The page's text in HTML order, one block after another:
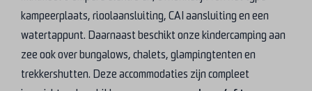
kampeerplaats, rioolaansluiting, CAI aansluiting en een
watertappunt. Daarnaast beschikt onze kindercamping aan
zee ook over bungalows, chalets, glampingtenten en
trekkershutten. Deze accommodaties zijn compleet